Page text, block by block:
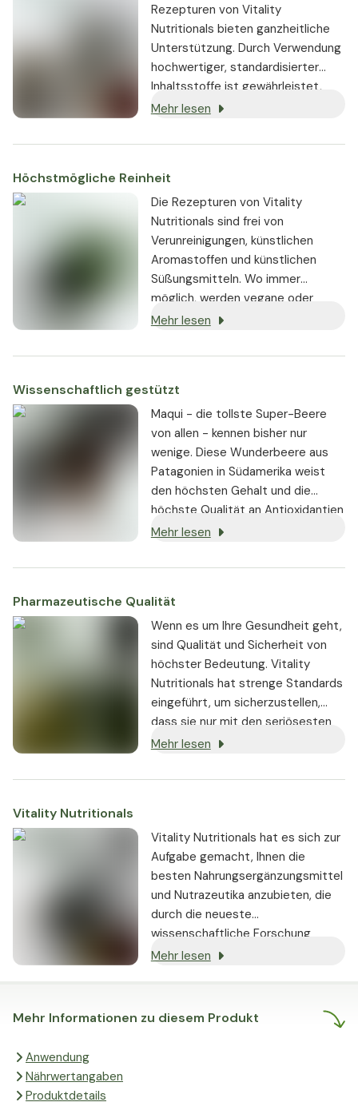
Rezepturen von Vitality
Nutritionals bieten ganzheitliche
Unterstützung. Durch Verwendung
hochwertiger, standardisierter
Inhaltsstoffe ist gewährleistet,
dass sie stets in gleichbleibender,
enthalten sind.
Mehr lesen
Höchstmögliche Reinheit
Die Rezepturen von Vitality
Nutritionals sind frei von
Verunreinigungen, künstlichen
Aromastoffen und künstlichen
Süßungsmitteln. Wo immer
möglich, werden vegane oder
vegetarische Zutaten verwendet,
gentechnikfrei.
Mehr lesen
Wissenschaftlich gestützt
Maqui - die tollste Super-Beere
von allen - kennen bisher nur
wenige. Diese Wunderbeere aus
Patagonien in Südamerika weist
den höchsten Gehalt und die
höchste Qualität an Antioxidantien
aller bekannten Früchte auf und
Pflanzenwirkstoffen sogar Acai,
Mehr lesen
Pharmazeutische Qualität
Wenn es um Ihre Gesundheit geht,
sind Qualität und Sicherheit von
höchster Bedeutung. Vitality
Nutritionals hat strenge Standards
eingeführt, um sicherzustellen,
dass sie nur mit den seriösesten
Lieferanten zusammenarbeiten.
Mehr lesen
Mehr Informationen zu diesem Produkt
Anwendung
Nährwertangaben
Produktdetails
Vitality Nutritionals
Vitality Nutritionals hat es sich zur
Aufgabe gemacht, Ihnen die
besten Nahrungsergänzungsmittel
und Nutrazeutika anzubieten, die
durch die neueste
wissenschaftliche Forschung
gestützt werden und nachweislich
Mehr lesen